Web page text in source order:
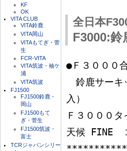
KF
OK
VITA CLUB
VITA鈴鹿
VITA岡山
VITAもてぎ・菅
生
FCR-VITA
VITA筑波・袖ケ
浦
VITA筑波
FJ1500
FJ1500鈴鹿・
岡山
FJ1500もて
ぎ・菅生
FJ1500筑波・
富士
TCRジャパンシリー
全日本
F3000:
●Ｆ３０００
鈴鹿サーキ
入）
Ｆ３０００
天候 FINE